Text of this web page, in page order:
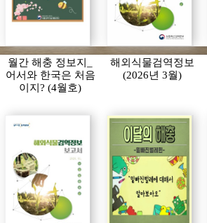
월간 해충 정보지_
어서와 한국은 처음
이지? (4월호)
해외식물검역정보
(2026년 3월)